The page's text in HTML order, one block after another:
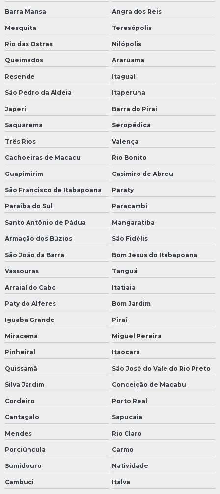
Barra Mansa Angra dos Reis
Mesquita Teresópolis
Rio das Ostras Nilópolis
Queimados Araruama
Resende Itaguaí
São Pedro da Aldeia Itaperuna
Japeri Barra do Piraí
Saquarema Seropédica
Três Rios Valença
Cachoeiras de Macacu Rio Bonito
Guapimirim Casimiro de Abreu
São Francisco de Itabapoana Paraty
Paraíba do Sul Paracambi
Santo Antônio de Pádua Mangaratiba
Armação dos Búzios São Fidélis
São João da Barra Bom Jesus do Itabapoana
Vassouras Tanguá
Arraial do Cabo Itatiaia
Paty do Alferes Bom Jardim
Iguaba Grande Piraí
Miracema Miguel Pereira
Pinheiral Itaocara
Quissamã São José do Vale do Rio Preto
Silva Jardim Conceição de Macabu
Cordeiro Porto Real
Cantagalo Sapucaia
Mendes Rio Claro
Porciúncula Carmo
Sumidouro Natividade
Cambuci Italva